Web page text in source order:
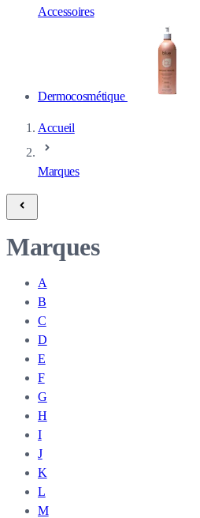
Accessoires
Dermocosmétique
Accueil
Marques
Marques
A
B
C
D
E
F
G
H
I
J
K
L
M